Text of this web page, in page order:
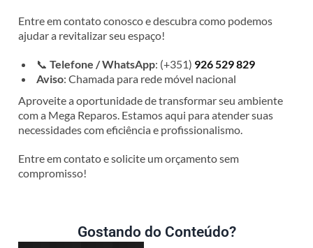
Entre em contato conosco e descubra como podemos
ajudar a revitalizar seu espaço!
📞Telefone / WhatsApp: (+351) 926 529 829
Aviso: Chamada para rede móvel nacional
Aproveite a oportunidade de transformar seu ambiente
com a Mega Reparos. Estamos aqui para atender suas
necessidades com eficiência e profissionalismo.
Entre em contato e solicite um orçamento sem
compromisso!
Gostando do Conteúdo?